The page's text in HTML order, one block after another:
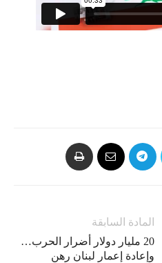
المادة السابقة
20 مليار دولار أضرار الحرب…
وإعادة إعمار لبنان رهن